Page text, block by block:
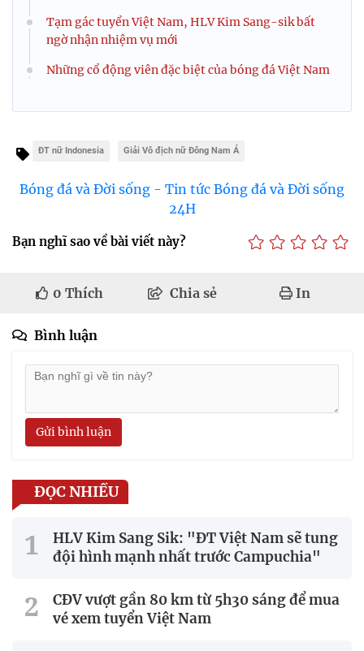
Tạm gác tuyển Việt Nam, HLV Kim Sang-sik bất
ngờ nhận nhiệm vụ mới
Những cổ động viên đặc biệt của bóng đá Việt Nam
ĐT nữ Indonesia Giải Vô địch nữ Đông Nam Á
Bóng đá và Đời sống - Tin tức Bóng đá và Đời sống
24H
Bạn nghĩ sao về bài viết này?
0 Thích Chia sẻ In
Bình luận
Gửi bình luận
ĐỌC NHIỀU
HLV Kim Sang Sik: "ĐT Việt Nam sẽ tung
đội hình mạnh nhất trước Campuchia"
CĐV vượt gần 80 km từ 5h30 sáng để mua
vé xem tuyển Việt Nam